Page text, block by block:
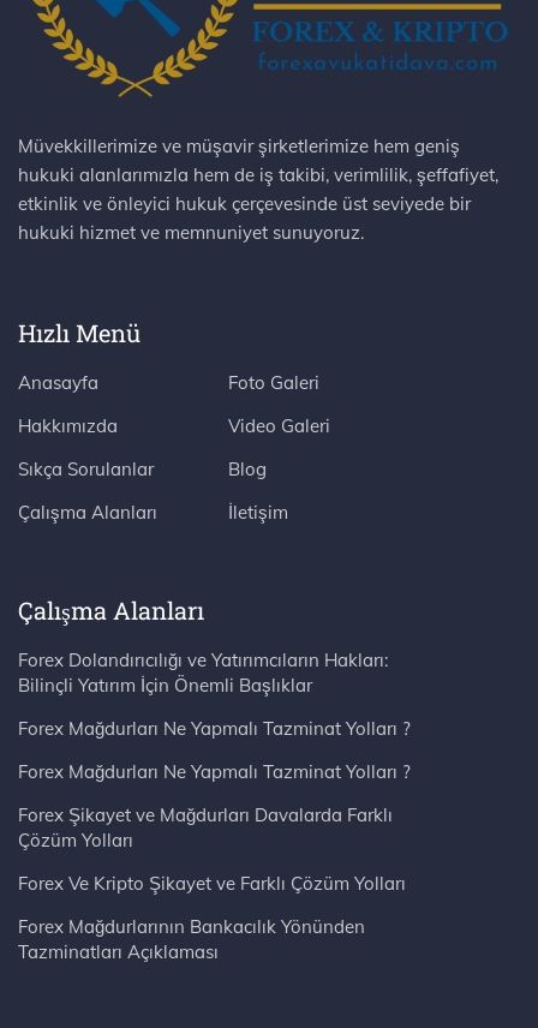
Müvekkillerimize ve müşavir şirketlerimize hem geniş
hukuki alanlarımızla hem de iş takibi, verimlilik, şeffafiyet,
etkinlik ve önleyici hukuk çerçevesinde üst seviyede bir
hukuki hizmet ve memnuniyet sunuyoruz.
Hızlı Menü
Anasayfa
Hakkımızda
Sıkça Sorulanlar
Çalışma Alanları
Foto Galeri
Video Galeri
Blog
İletişim
Çalışma Alanları
Forex Dolandırıcılığı ve Yatırımcıların Hakları:
Bilinçli Yatırım İçin Önemli Başlıklar
Forex Mağdurları Ne Yapmalı Tazminat Yolları ?
Forex Mağdurları Ne Yapmalı Tazminat Yolları ?
Forex Şikayet ve Mağdurları Davalarda Farklı
Çözüm Yolları
Forex Ve Kripto Şikayet ve Farklı Çözüm Yolları
Forex Mağdurlarının Bankacılık Yönünden
Tazminatları Açıklaması